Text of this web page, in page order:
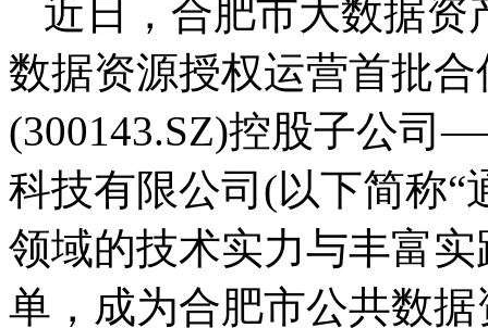
近日，合肥市大数据资
数据资源授权运营首批
(300143.SZ)控股子公司
科技有限公司(以下简称“
领域的技术实力与丰富
单，成为合肥市公共数